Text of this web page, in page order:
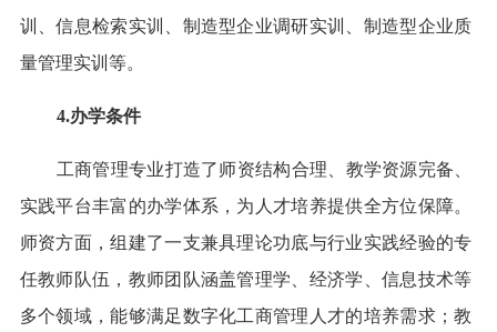
训、信息检索实训、制造型企业调研实训、制造型企业质
量管理实训等。
4.办学条件
工商管理专业打造了师资结构合理、教学资源完备、
实践平台丰富的办学体系，为人才培养提供全方位保障。
师资方面，组建了一支兼具理论功底与行业实践经验的专
任教师队伍，教师团队涵盖管理学、经济学、信息技术等
多个领域，能够满足数字化工商管理人才的培养需求；教